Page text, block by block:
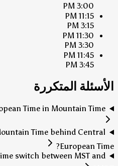
3:00 PM
11:15 PM
3:15 PM
11:30 PM
3:30 PM
11:45 PM
3:45 PM
الأسئلة المتكررة
Time in Mountain Time?
Time behind Central
European Time?
switch between MST and